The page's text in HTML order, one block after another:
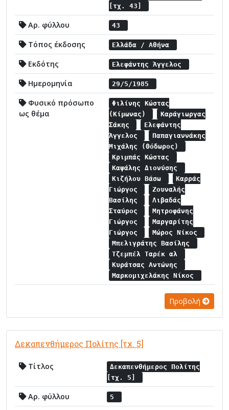
[τχ. 43]
Αρ. φύλλου 43
Τόπος έκδοσης Ελλάδα / Αθήνα
Εκδότης Ελεφάντης Άγγελος
Ημερομηνία 29/5/1985
Φυσικό πρόσωπο
ως θέμα
Φιλίνης Κώστας
(Κίμωνας)
Καράγιωργας
Σάκης
Ελεφάντης
Άγγελος
Παπαγιαννάκης
Μιχάλης (Θόδωρος)
Κριμπάς Κώστας
Καψάλης Διονύσης
Κιζήλου Βάσω
Καρράς
Γιώργος
Ζουναλής
Βασίλης
Λιβαδάς
Σταύρος
Μητροφάνης
Γιώργος
Μαργαρίτης
Γιώργος
Μώρος Νίκος
Μπελιγράτης Βασίλης
Τζεμπέλ Ταρέκ αλ
Κυράτσας Αντώνης
Μαρκομιχελάκης Νίκος
Προβολή
Δεκαπενθήμερος Πολίτης [τχ. 5]
Τίτλος
Δεκαπενθήμερος Πολίτης
[τχ. 5]
Αρ. φύλλου 5